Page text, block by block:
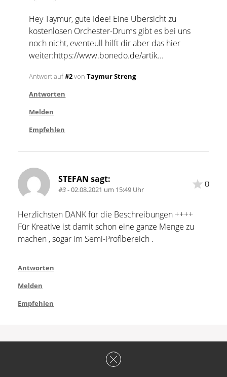
Hey Taymur, gute Idee! Eine Übersicht zu
kostenlosen Orchester-Drums gibt es bei uns
noch nicht, eventeull hilft dir aber das hier
weiter:https://www.bonedo.de/artik...
Antwort auf#2vonTaymur Streng
Antworten
Melden
Empfehlen
STEFAN sagt:
#3- 02.08.2021 um 15:49 Uhr
0
Herzlichsten DANK für die Beschreibungen ++++
Für Kreative ist damit schon eine ganze Menge zu
machen , sogar im Semi-Profibereich .
Antworten
Melden
Empfehlen
Schreibe einen Kommentar